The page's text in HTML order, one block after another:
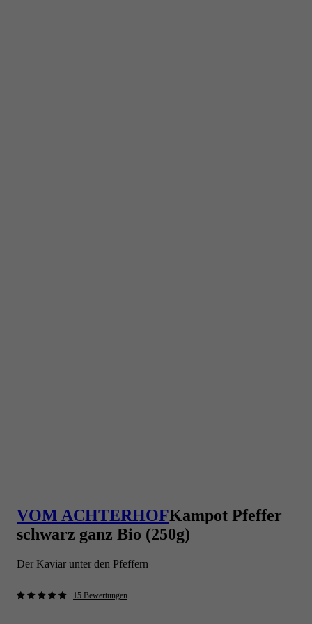
VOM ACHTERHOFKampot Pfeffer
schwarz ganz Bio (250g)
Der Kaviar unter den Pfeffern
15 Bewertungen